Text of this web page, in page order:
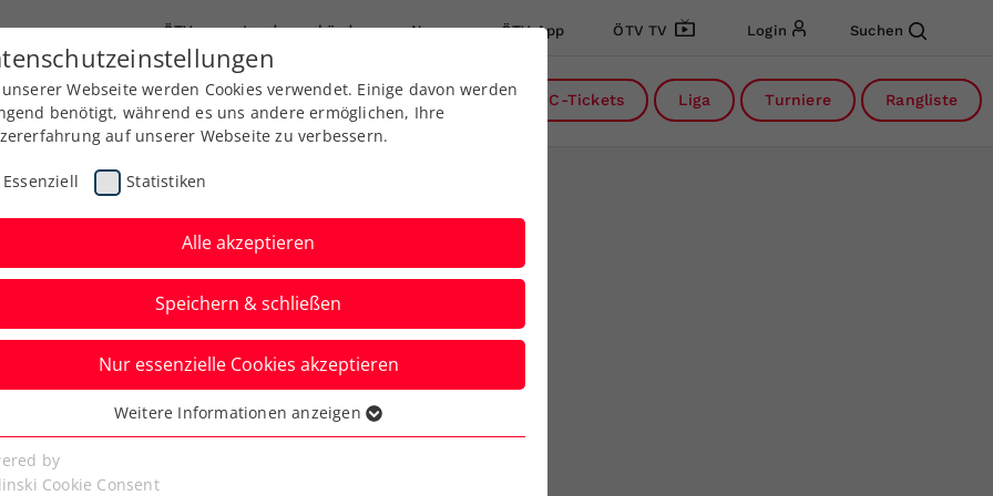
ÖTV Landesverbände News ÖTV App ÖTV TV Login Suchen
Ausbildung Services Über uns DC-Tickets Liga Turniere Rangliste
Musetti überrascht
Webseite werden Cookies verwendet. Einige davon werden
benötigt, während es uns andere ermöglichen, Ihre
auf unserer Webseite zu verbessern.
Essenziell Statistiken
Alle akzeptieren
Speichern & schließen
Nur essenzielle Cookies akzeptieren
Cookies werden für grundlegende Funktionen der
benötigt. Dadurch ist gewährleistet, dass die Webseite
Weitere Informationen anzeigen
by
Cookie Consent